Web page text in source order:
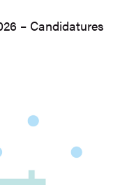
– Candidatures
Poissons dans